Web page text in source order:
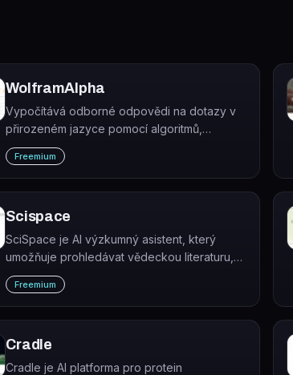
WolframAlpha
Vypočítává odborné odpovědi na dotazy v
přirozeném jazyce pomocí algoritmů,
znalostní báze a AI technologií Wolfram.
Zaměřuje se na matematiku, vědu, techniku,
finance, výživu, historii a další obory.
Freemium
Scispace
SciSpace je AI výzkumný asistent, který
umožňuje prohledávat vědeckou literaturu,
analyzovat PDF a psát akademické texty s
citacemi.
Freemium
Cradle
Cradle je AI platforma pro protein